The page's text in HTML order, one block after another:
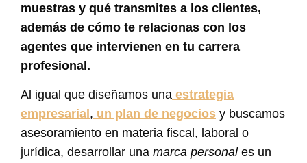
muestras y qué transmites a los clientes,
además de cómo te relacionas con los
agentes que intervienen en tu carrera
profesional.
Al igual que diseñamos una estrategia
empresarial, un plan de negocios y buscamos
asesoramiento en materia fiscal, laboral o
jurídica, desarrollar una marca personal es un